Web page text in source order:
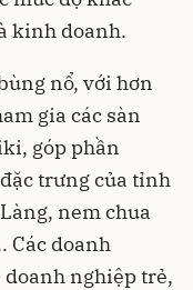
kinh doanh.
nổ, với hơn
gia các sàn
góp phần
trưng của tỉnh
nem chua
Các doanh
nghiệp trẻ,